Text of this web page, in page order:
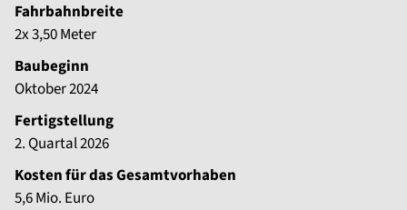
Fahrbahnbreite
2x 3,50 Meter
Baubeginn
Oktober 2024
Fertigstellung
2. Quartal 2026
Kosten für das Gesamtvorhaben
5,6 Mio. Euro